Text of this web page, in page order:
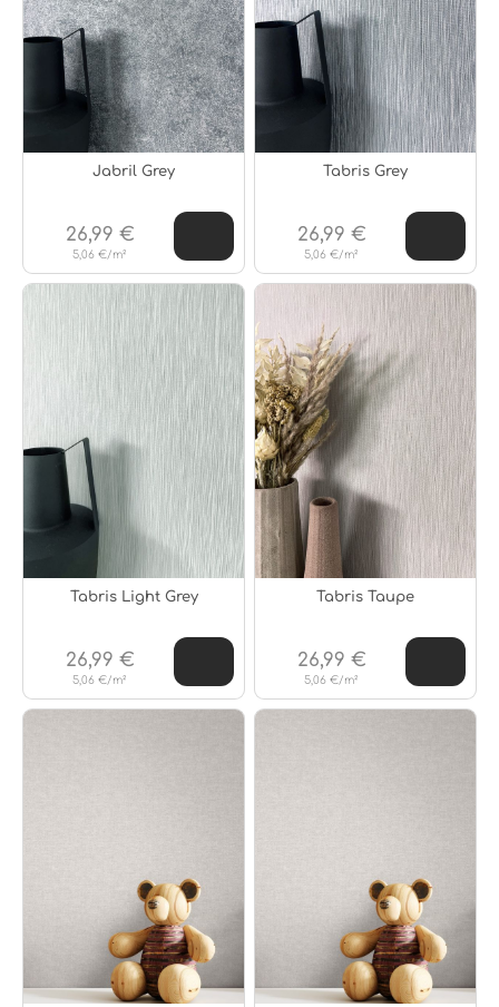
Jabril Grey
5,06 €/m²
26,99 €
Tabris Grey
5,06 €/m²
26,99 €
Tabris Light Grey
5,06 €/m²
26,99 €
Tabris Taupe
5,06 €/m²
26,99 €